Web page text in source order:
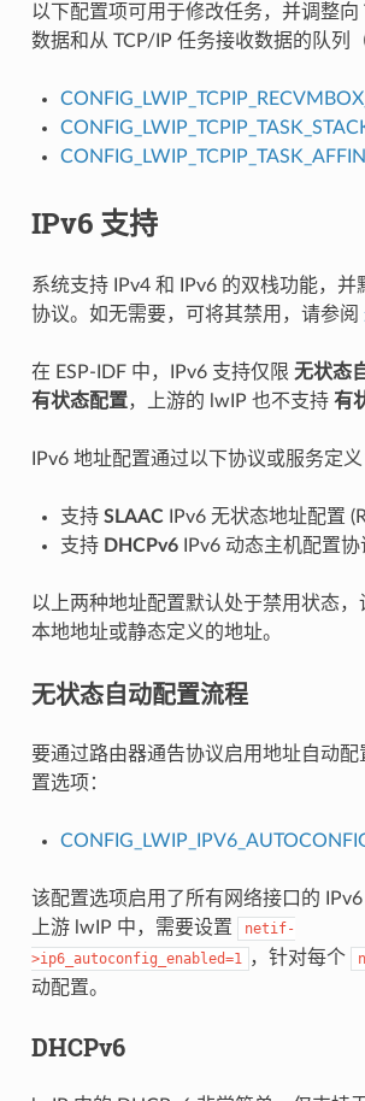
以下配置项可用于修改任务，并调整向
数据和从 TCP/IP 任务接收数据的队列
IPv6 支持
系统支持 IPv4 和 IPv6 的双栈功能，并
协议。如无需要，可将其禁用，请参阅
在 ESP-IDF 中，IPv6 支持仅限 无状态
有状态配置，上游的 lwIP 也不支持 有
IPv6 地址配置通过以下协议或服务定义
支持 SLAACIPv6 无状态地址配置
支持 DHCPv6IPv6 动态主机配置协
以上两种地址配置默认处于禁用状态
本地地址或静态定义的地址。
无状态自动配置流程
要通过路由器通告协议启用地址自动配
置选项：
该配置选项启用了所有网络接口的
上游 lwIP 中，需要设置
netif-
>ip6_autoconfig_enabled=1 ，针对每个
动配置。
DHCPv6